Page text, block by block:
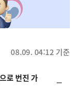
08.09. 04:12 기준
로 번진 가